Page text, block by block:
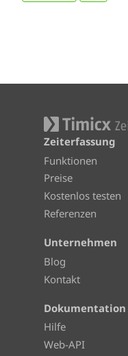
Zeiterfassung
Funktionen
Preise
Kostenlos testen
Referenzen
Unternehmen
Blog
Kontakt
Dokumentation
Hilfe
Web-API